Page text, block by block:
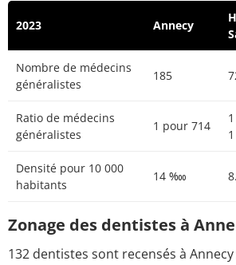
2023 Annecy
Nombre de médecins
généralistes
185
Ratio de médecins
généralistes
1 pour 714
Densité pour 10 000
habitants
14 ‱
Zonage des dentistes à
132 dentistes sont recensés à